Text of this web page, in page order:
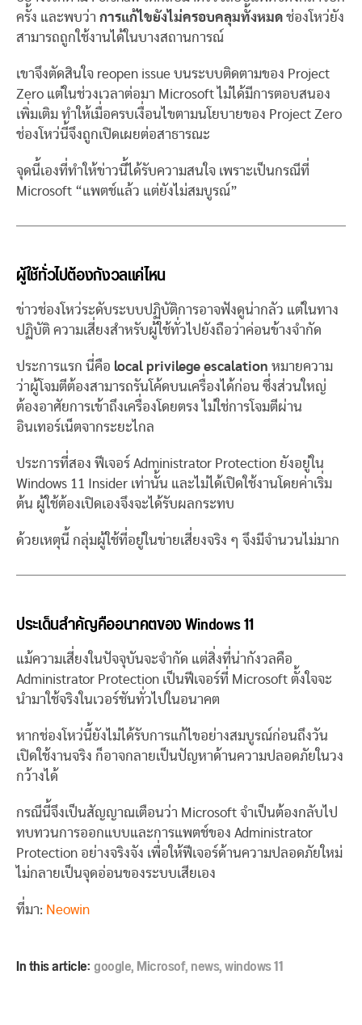
ครั้ง และพบว่า การแก้ไขยังไม่ครอบคลุมทั้งหมด ช่องโหว่ยัง
สามารถถูกใช้งานได้ในบางสถานการณ์
เขาจึงตัดสินใจ reopen issue บนระบบติดตามของ Project
Zero แต่ในช่วงเวลาต่อมา Microsoft ไม่ได้มีการตอบสนอง
เพิ่มเติม ทำให้เมื่อครบเงื่อนไขตามนโยบายของ Project Zero
ช่องโหว่นี้จึงถูกเปิดเผยต่อสาธารณะ
จุดนี้เองที่ทำให้ข่าวนี้ได้รับความสนใจ เพราะเป็นกรณีที่
Microsoft “แพตช์แล้ว แต่ยังไม่สมบูรณ์”
ผู้ใช้ทั่วไปต้องกังวลแค่ไหน
ข่าวช่องโหว่ระดับระบบปฏิบัติการอาจฟังดูน่ากลัว แต่ในทาง
ปฏิบัติ ความเสี่ยงสำหรับผู้ใช้ทั่วไปยังถือว่าค่อนข้างจำกัด
ประการแรก นี่คือ local privilege escalation หมายความ
ว่าผู้โจมตีต้องสามารถรันโค้ดบนเครื่องได้ก่อน ซึ่งส่วนใหญ่
ต้องอาศัยการเข้าถึงเครื่องโดยตรง ไม่ใช่การโจมตีผ่าน
อินเทอร์เน็ตจากระยะไกล
ประการที่สอง ฟีเจอร์ Administrator Protection ยังอยู่ใน
Windows 11 Insider เท่านั้น และไม่ได้เปิดใช้งานโดยค่าเริ่ม
ต้น ผู้ใช้ต้องเปิดเองจึงจะได้รับผลกระทบ
ด้วยเหตุนี้ กลุ่มผู้ใช้ที่อยู่ในข่ายเสี่ยงจริง ๆ จึงมีจำนวนไม่มาก
ประเด็นสำคัญคืออนาคตของ Windows 11
แม้ความเสี่ยงในปัจจุบันจะจำกัด แต่สิ่งที่น่ากังวลคือ
Administrator Protection เป็นฟีเจอร์ที่ Microsoft ตั้งใจจะ
นำมาใช้จริงในเวอร์ชันทั่วไปในอนาคต
หากช่องโหว่นี้ยังไม่ได้รับการแก้ไขอย่างสมบูรณ์ก่อนถึงวัน
เปิดใช้งานจริง ก็อาจกลายเป็นปัญหาด้านความปลอดภัยในวง
กว้างได้
กรณีนี้จึงเป็นสัญญาณเตือนว่า Microsoft จำเป็นต้องกลับไป
ทบทวนการออกแบบและการแพตช์ของ Administrator
Protection อย่างจริงจัง เพื่อให้ฟีเจอร์ด้านความปลอดภัยใหม่
ไม่กลายเป็นจุดอ่อนของระบบเสียเอง
ที่มา: Neowin
In this article:google,Microsof,news,windows 11